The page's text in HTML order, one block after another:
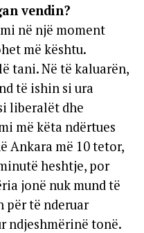
vendin?
në një moment
më kështu.
tani. Në të kaluarën,
të ishin si ura
liberalët dhe
më këta ndërtues
Ankara më 10 tetor,
heshtje, por
jonë nuk mund të
për të nderuar
ndjeshmërinë tonë.